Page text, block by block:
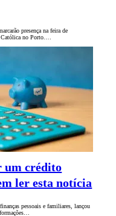
presença na feira de
Católica no Porto.…
um crédito
ler esta notícia
pessoais e familiares, lançou